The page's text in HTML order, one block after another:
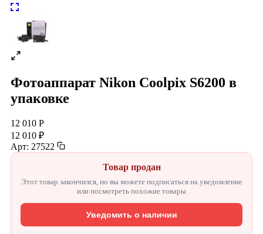
Фотоаппарат Nikon Coolpix S6200 в
упаковке
12 010 Р
12 010 ₽
Арт: 27522
Товар продан
Этот товар закончился, но вы можете подписаться на уведомление
или посмотреть похожие товары
Уведомить о наличии